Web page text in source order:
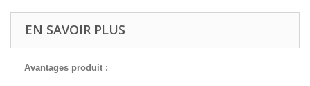
EN SAVOIR PLUS
Avantages produit :